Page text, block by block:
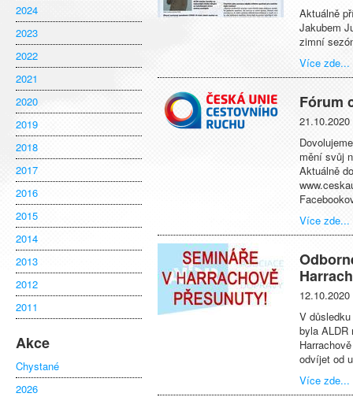
2024
2023
2022
2021
2020
2019
2018
2017
2016
2015
2014
2013
2012
2011
Akce
Chystané
2026
Aktuálně
Jakubem
zimní
Více zde...
Fórum
21.10.2020
mění svůj
Aktuálně
Více zde...
12.10.2020
V
byla ALDR
odvíjet od
Více zde...